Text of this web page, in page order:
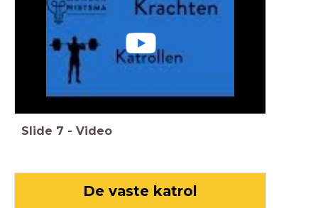
Slide 7 - Video
De vaste katrol